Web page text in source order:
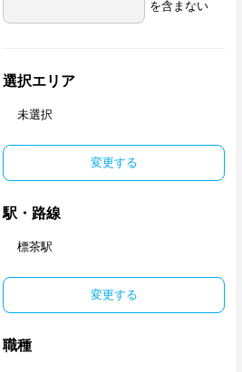
を含まない
選択エリア
未選択
変更する
駅・路線
標茶駅
変更する
職種